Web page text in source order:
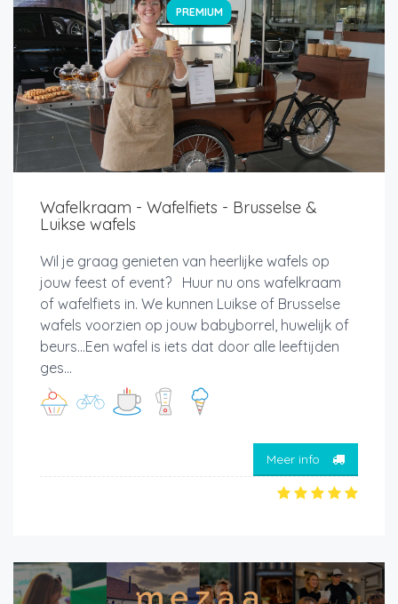
PREMIUM
Wafelkraam - Wafelfiets - Brusselse &
Luikse wafels
Wil je graag genieten van heerlijke wafels op
jouw feest of event? Huur nu ons wafelkraam
of wafelfiets in. We kunnen Luikse of Brusselse
wafels voorzien op jouw babyborrel, huwelijk of
beurs...Een wafel is iets dat door alle leeftijden
ges...
Meer info